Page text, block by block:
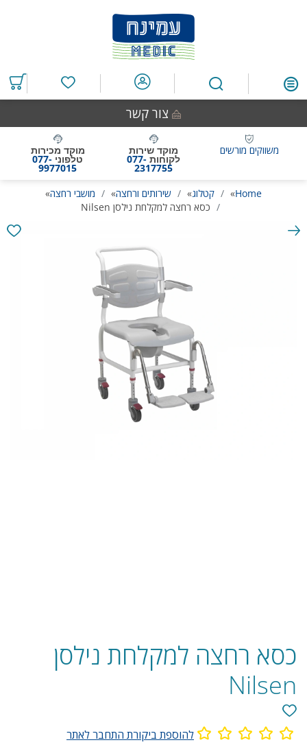
מוצרים
במועדפים
משווקים מורשים מוקד שירות
לקוחות 077-
2317755
מוקד מכירות
טלפוני 077-
9977015
צור קשר
Home
» קטלוג» שירותים ורחצה» מושבי רחצה»
כסא רחצה למקלחת נילסן Nilsen
כסא רחצה למקלחת נילסן
Nilsen
להוספת ביקורת התחבר לאתר
גלריית